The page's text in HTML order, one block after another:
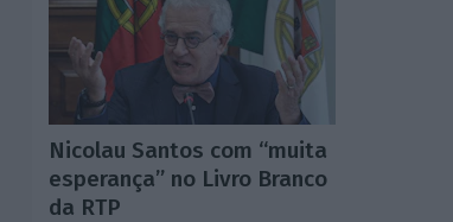
Nicolau Santos com “muita
esperança” no Livro Branco
da RTP